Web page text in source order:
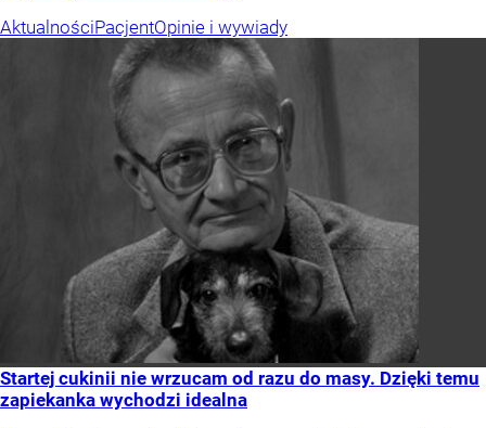
AktualnościPacjentOpinie i wywiady
Startej cukinii nie wrzucam od razu do masy. Dzięki temu
zapiekanka wychodzi idealna